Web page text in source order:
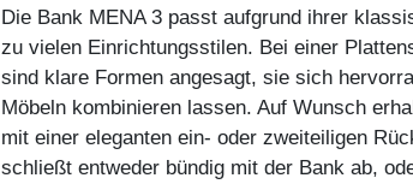
Die Bank MENA 3 passt aufgrund ihrer
zu vielen Einrichtungsstilen. Bei einer
sind klare Formen angesagt, sie sich
Möbeln kombinieren lassen. Auf Wunsch
mit einer eleganten ein- oder zweiteiligen
schließt entweder bündig mit der Bank ab,